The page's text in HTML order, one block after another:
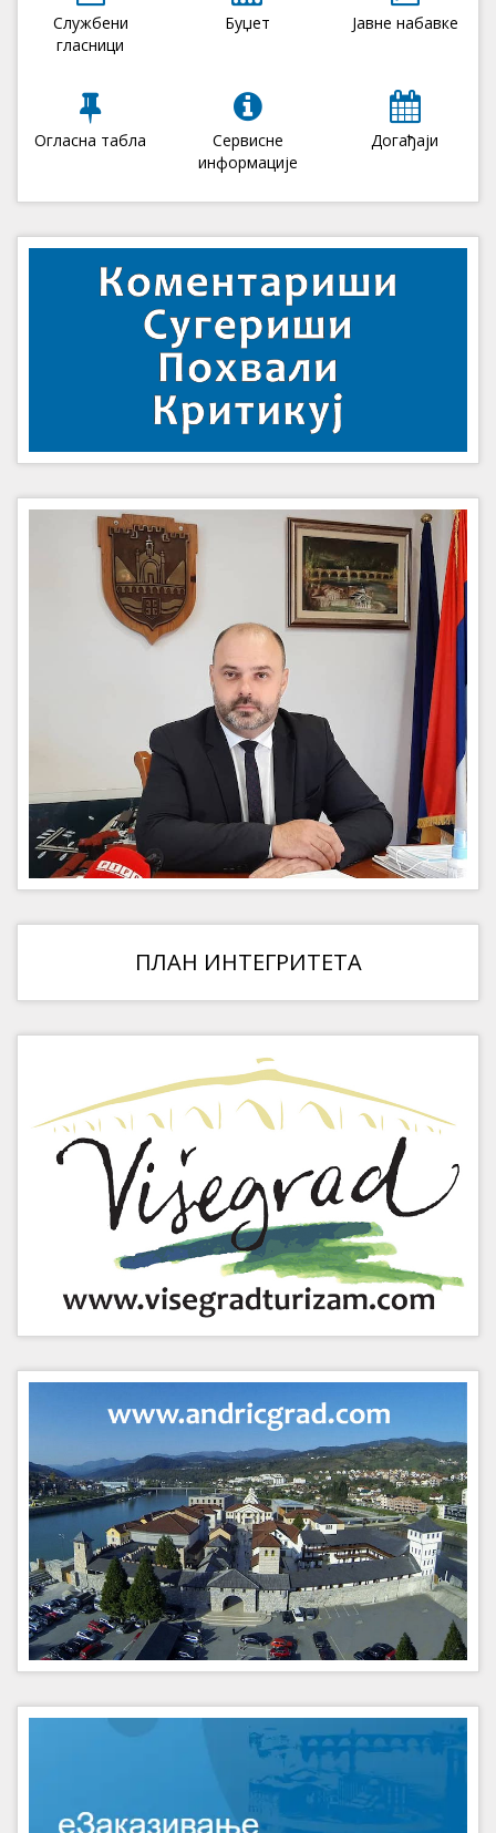
Службени
гласници
Буџет Јавне набавке
Огласна табла
Сервисне
информације
Догађаји
ПЛАН ИНТЕГРИТЕТА